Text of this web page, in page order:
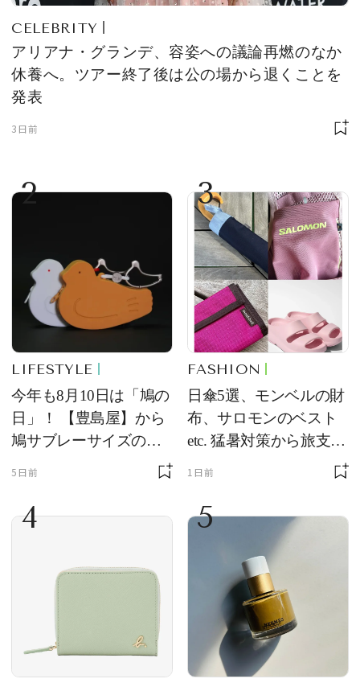
CELEBRITY
アリアナ・グランデ、容姿への議論再燃のなか
休養へ。ツアー終了後は公の場から退くことを
発表
3日前
2
LIFESTYLE
今年も8月10日は「鳩の
日」！ 【豊島屋】から
鳩サブレーサイズのポ
ーチ「はとっこ」を限
5日前
3
FASHION
日傘5選、モンベルの財
布、サロモンのベスト
etc. 猛暑対策から旅支度
まで！ ｜今週の人気記
1日前
4 5